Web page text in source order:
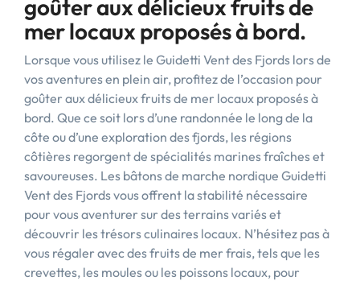
goûter aux délicieux fruits de
mer locaux proposés à bord.
Lorsque vous utilisez le Guidetti Vent des Fjords lors de
vos aventures en plein air, profitez de l’occasion pour
goûter aux délicieux fruits de mer locaux proposés à
bord. Que ce soit lors d’une randonnée le long de la
côte ou d’une exploration des fjords, les régions
côtières regorgent de spécialités marines fraîches et
savoureuses. Les bâtons de marche nordique Guidetti
Vent des Fjords vous offrent la stabilité nécessaire
pour vous aventurer sur des terrains variés et
découvrir les trésors culinaires locaux. N’hésitez pas à
vous régaler avec des fruits de mer frais, tels que les
crevettes, les moules ou les poissons locaux, pour